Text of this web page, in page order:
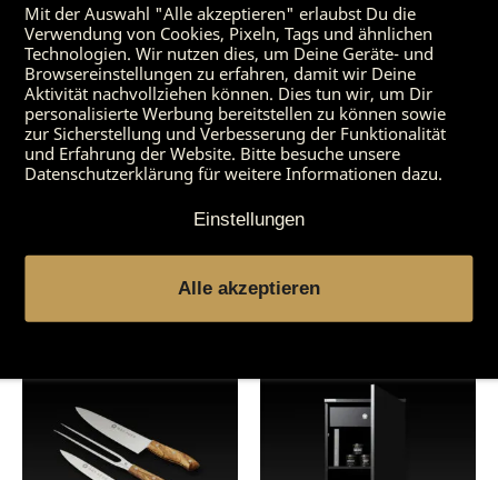
Metzger-Messerset (3-
teilig)
Mit der Auswahl "Alle akzeptieren" erlaubst Du die
Verwendung von Cookies, Pixeln, Tags und ähnlichen
Technologien. Wir nutzen dies, um Deine Geräte- und
Browsereinstellungen zu erfahren, damit wir Deine
Aktivität nachvollziehen können. Dies tun wir, um Dir
personalisierte Werbung bereitstellen zu können sowie
zur Sicherstellung und Verbesserung der Funktionalität
und Erfahrung der Website. Bitte besuche unsere
Datenschutzerklärung für weitere Informationen dazu.
Einstellungen
Alle akzeptieren